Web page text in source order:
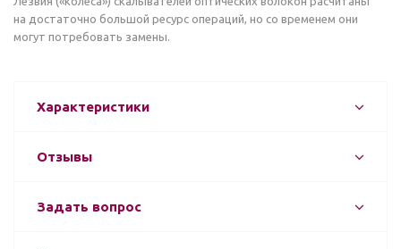
на достаточно большой ресурс операций, но со временем они
могут потребовать замены.
Характеристики
Отзывы
Задать вопрос